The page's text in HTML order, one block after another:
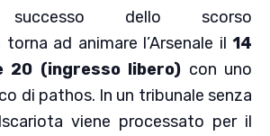
dello scorso
torna ad animare l’Arsenale il 14
20 (ingresso libero) con uno
di pathos. In un tribunale senza
viene processato per il